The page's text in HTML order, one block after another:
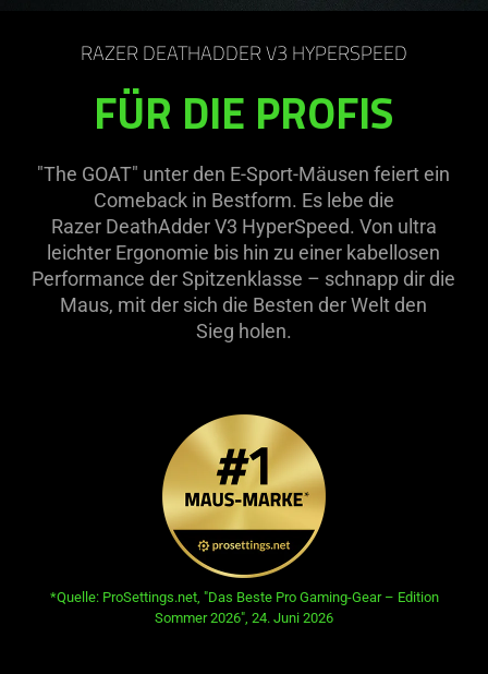
RAZER DEATHADDER V3 HYPERSPEED
FÜR DIE PROFIS
"The GOAT" unter den E-Sport-Mäusen feiert ein
Comeback in Bestform. Es lebe die
Razer DeathAdder V3 HyperSpeed. Von ultra
leichter Ergonomie bis hin zu einer kabellosen
Performance der Spitzenklasse – schnapp dir die
Maus, mit der sich die Besten der Welt den
Sieg holen.
opens in new tab:
*Quelle: ProSettings.net, "Das Beste Pro Gaming-Gear – Edition
Sommer 2026", 24. Juni 2026